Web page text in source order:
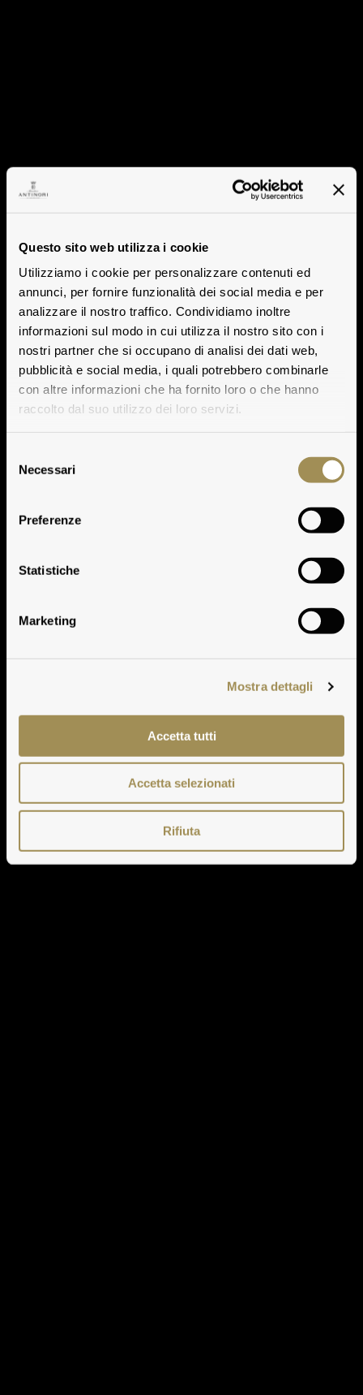
Questo sito web utilizza i cookie
Utilizziamo i cookie per personalizzare contenuti ed
annunci, per fornire funzionalità dei social media e per
analizzare il nostro traffico. Condividiamo inoltre
informazioni sul modo in cui utilizza il nostro sito con i
nostri partner che si occupano di analisi dei dati web,
pubblicità e social media, i quali potrebbero combinarle
con altre informazioni che ha fornito loro o che hanno
raccolto dal suo utilizzo dei loro servizi.
delNecessari
Preferenze
Statistiche
Marketing
Mostra dettagli
Accetta tutti
Accetta selezionati
Rifiuta
Poggio alle Nane 2012